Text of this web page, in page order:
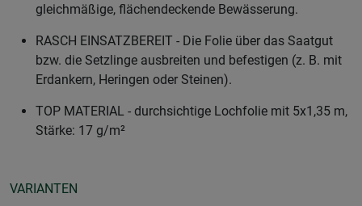
gleichmäßige, flächendeckende Bewässerung.
RASCH EINSATZBEREIT - Die Folie über das Saatgut
bzw. die Setzlinge ausbreiten und befestigen (z. B. mit
Erdankern, Heringen oder Steinen).
TOP MATERIAL - durchsichtige Lochfolie mit 5x1,35 m,
Stärke: 17 g/m²
VARIANTEN